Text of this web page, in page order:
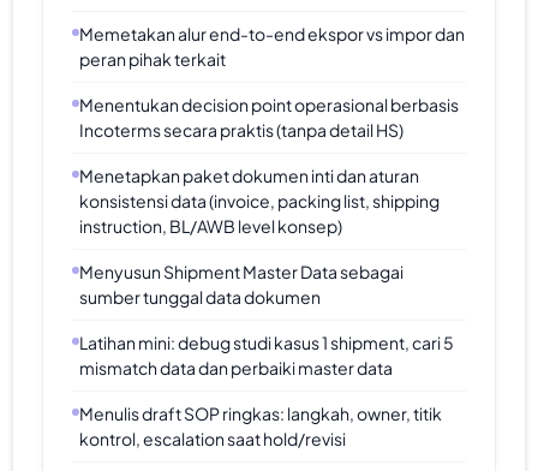
Memetakan alur end-to-end ekspor vs impor dan
peran pihak terkait
Menentukan decision point operasional berbasis
Incoterms secara praktis (tanpa detail HS)
Menetapkan paket dokumen inti dan aturan
konsistensi data (invoice, packing list, shipping
instruction, BL/AWB level konsep)
Menyusun Shipment Master Data sebagai
sumber tunggal data dokumen
Latihan mini: debug studi kasus 1 shipment, cari 5
mismatch data dan perbaiki master data
Menulis draft SOP ringkas: langkah, owner, titik
kontrol, escalation saat hold/revisi